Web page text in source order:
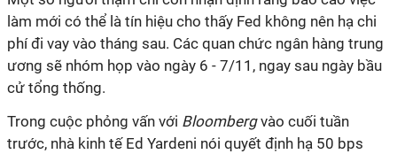
làm mới có thể là tín hiệu cho thấy Fed không nên hạ chi
phí đi vay vào tháng sau. Các quan chức ngân hàng trung
ương sẽ nhóm họp vào ngày 6 - 7/11, ngay sau ngày bầu
cử tổng thống.
Trong cuộc phỏng vấn với Bloombergvào cuối tuần
trước, nhà kinh tế Ed Yardeni nói quyết định hạ 50 bps